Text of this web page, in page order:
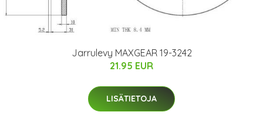
Jarrulevy MAXGEAR 19-3242
21.95 EUR
LISÄTIETOJA